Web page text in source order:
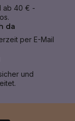
ab 40 € -
da
per E-Mail
und